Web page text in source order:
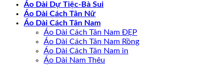
Áo Dài Dự Tiệc-Bà Sui
Áo Dài Cách Tân Nữ
Áo Dài Cách Tân Nam
Áo Dài Cách Tân Nam ĐẸP
Áo Dài Cách Tân Nam Rồng
Áo Dài Cách Tân Nam in
Áo Dài Nam Thêu